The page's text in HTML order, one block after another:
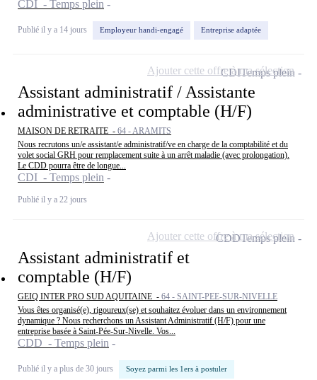
CDI - Temps plein
Publié il y a 14 jours Employeur handi-engagé Entreprise adaptée
Assistant administratif / Assistante
administrative et comptable (H/F)
MAISON DE RETRAITE - 64 - ARAMITS
Nous recrutons un/e assistant/e administratif/ve en charge de la comptabilité et du
volet social GRH pour remplacement suite à un arrêt maladie (avec prolongation).
Le CDD pourra être de longue...
CDI - Temps plein
Publié il y a 22 jours
CDITemps plein
Ajouter cette offre à ma sélection
Assistant administratif et
comptable (H/F)
GEIQ INTER PRO SUD AQUITAINE - 64 - SAINT-PEE-SUR-NIVELLE
Vous êtes organisé(e), rigoureux(se) et souhaitez évoluer dans un environnement
dynamique ? Nous recherchons un Assistant Administratif (H/F) pour une
entreprise basée à Saint-Pée-Sur-Nivelle. Vos...
CDD - Temps plein
Publié il y a plus de 30 jours Soyez parmi les 1ers à postuler
CDDTemps plein
Ajouter cette offre à ma sélection